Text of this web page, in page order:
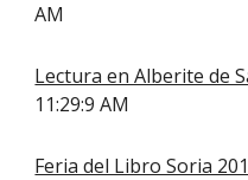
AM
Lectura en Alberite de
11:29:9 AM
Feria del Libro Soria